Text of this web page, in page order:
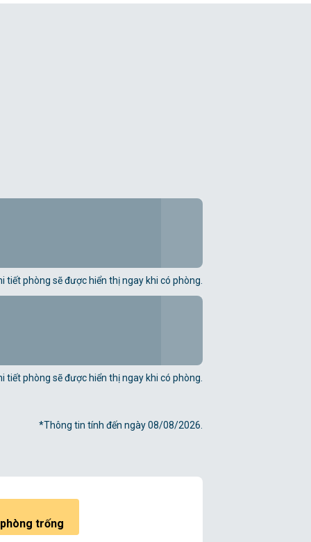
tiết phòng sẽ được hiển thị ngay khi có phòng.
tiết phòng sẽ được hiển thị ngay khi có phòng.
*Thông tin tính đến ngày 08/08/2026.
trống